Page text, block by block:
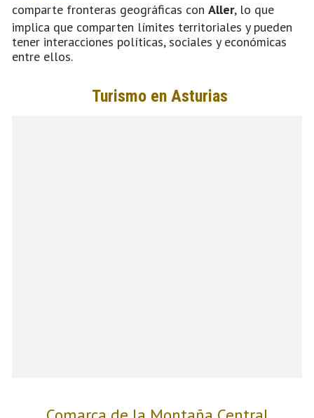
comparte fronteras geográficas con Aller, lo que
implica que comparten límites territoriales y pueden
tener interacciones políticas, sociales y económicas
entre ellos.